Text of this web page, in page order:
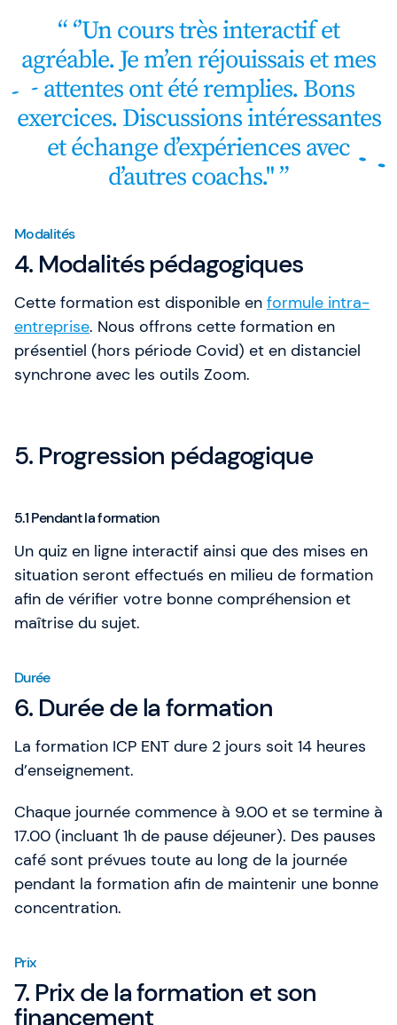
‘’Un cours très interactif et
agréable. Je m’en réjouissais et mes
attentes ont été remplies. Bons
exercices. Discussions intéressantes
et échange d’expériences avec
d’autres coachs."
Modalités
4. Modalités pédagogiques
Cette formation est disponible en formule intra-
entreprise. Nous offrons cette formation en
présentiel (hors période Covid) et en distanciel
synchrone avec les outils Zoom.
5. Progression pédagogique
5.1 Pendant la formation
Un quiz en ligne interactif ainsi que des mises en
situation seront effectués en milieu de formation
afin de vérifier votre bonne compréhension et
maîtrise du sujet.
Durée
6. Durée de la formation
La formation ICP ENT dure 2 jours soit 14 heures
d’enseignement.
Chaque journée commence à 9.00 et se termine à
17.00 (incluant 1h de pause déjeuner). Des pauses
café sont prévues toute au long de la journée
pendant la formation afin de maintenir une bonne
concentration.
Prix
7. Prix de la formation et son
financement